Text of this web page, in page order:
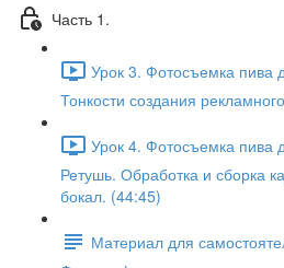
Часть 1.
Урок 3. Фотосъемка пива
Тонкости создания
Урок 4. Фотосъемка пива
Ретушь. Обработка и сборка
бокал. (44:45)
Материал для